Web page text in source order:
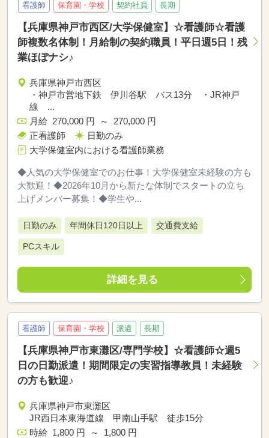
看護師 保育園・学校 契約社員 長期
【兵庫県神戸市西区/大学保健室】☆看護師☆看護
師複数名体制！月給制の契約職員！平日週5日！残
業ほぼナシ♪
兵庫県神戸市西区
・神戸市営地下鉄 伊川谷駅 バス13分 ・JR神戸
線 ...
月給 270,000 円 ～ 270,000 円
正看護師
日勤のみ
大学保健室内における看護師業務
◆人気の大学保健室でのお仕事！大学保健室未経験の方も
大歓迎！◆2026年10月から新たな体制でスタートの立ち
上げメンバー募集！◆学生や...
日勤のみ 年間休日120日以上 交通費支給
PCスキル
詳細を見る
看護師 保育園・学校 派遣 長期
【兵庫県神戸市東灘区/専門学校】☆看護師☆週5
日の日勤派遣！期間限定の実習指導教員！未経験
の方も歓迎♪
兵庫県神戸市東灘区
JR西日本東海道線 甲南山手駅 徒歩15分
時給 1,800 円 ～ 1,800 円